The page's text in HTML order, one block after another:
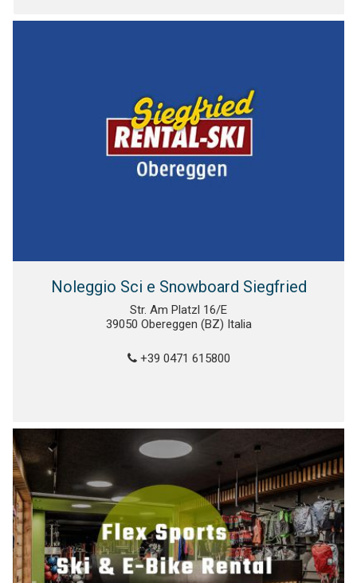
Noleggio Sci e Snowboard Siegfried
Str. Am Platzl 16/E
39050 Obereggen (BZ) Italia
+39 0471 615800